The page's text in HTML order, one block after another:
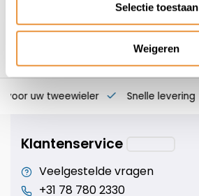
Selectie toestaan
Weigeren
voor uw tweewieler Snelle levering
Klantenservice
Veelgestelde vragen
+31 78 780 2330